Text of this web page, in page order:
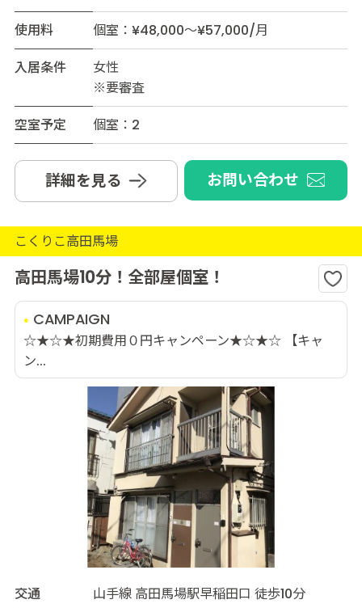
使用料
個室：¥48,000～¥57,000/月
入居条件
女性
※要審査
空室予定
個室：2
詳細を見る お問い合わせ
こくりこ高田馬場
高田馬場10分！全部屋個室！
CAMPAIGN
☆★☆★初期費用０円キャンペーン★☆★☆ 【キャ
ン...
交通
山手線 高田馬場駅早稲田口 徒歩10分